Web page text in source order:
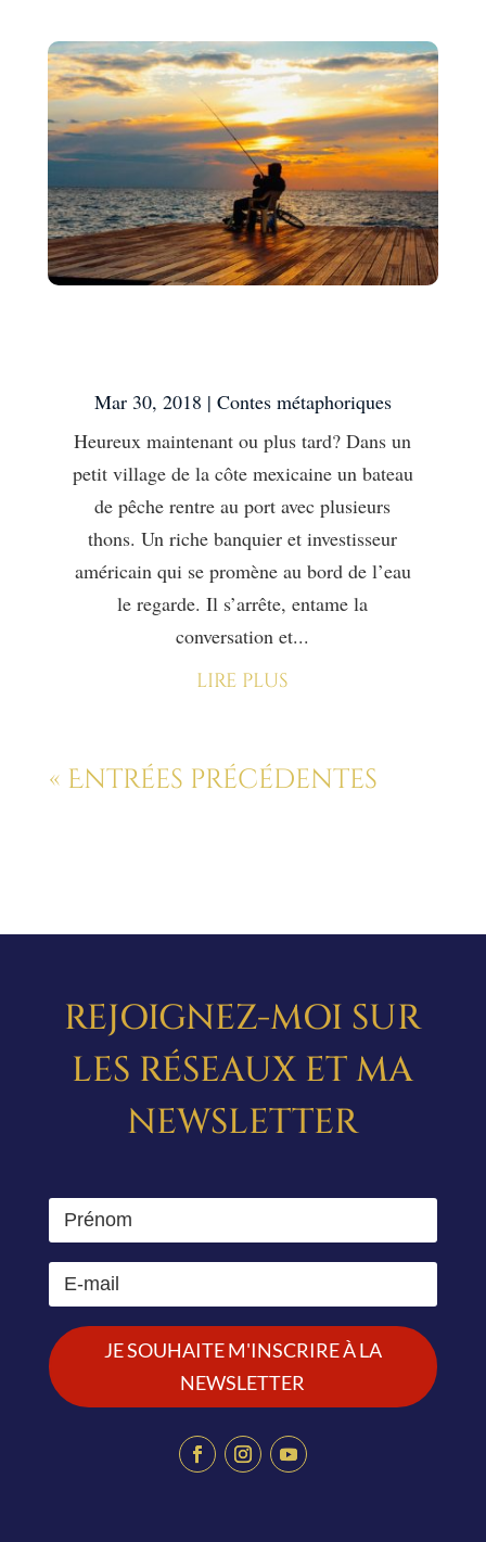
Mar 30, 2018 | Contes métaphoriques
Heureux maintenant ou plus tard? Dans un
petit village de la côte mexicaine un bateau
de pêche rentre au port avec plusieurs
thons. Un riche banquier et investisseur
américain qui se promène au bord de l’eau
le regarde. Il s’arrête, entame la
conversation et...
lire plus
« Entrées précédentes
REJOIGNEZ-MOI SUR
LES RÉSEAUX ET MA
NEWSLETTER
JE SOUHAITE M'INSCRIRE À LA
NEWSLETTER